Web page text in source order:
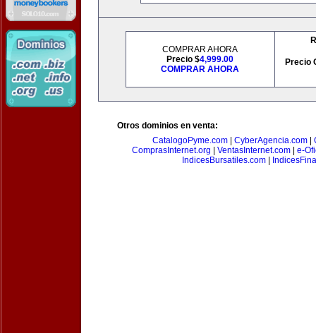
COMPRAR AHORA
Precio $4,999.00
COMPRAR AHORA
Precio
Otros dominios en venta:
CatalogoPyme.com
CyberAgencia.com
ComprasInternet.org
VentasInternet.com| e-
IndicesBursatiles.com|